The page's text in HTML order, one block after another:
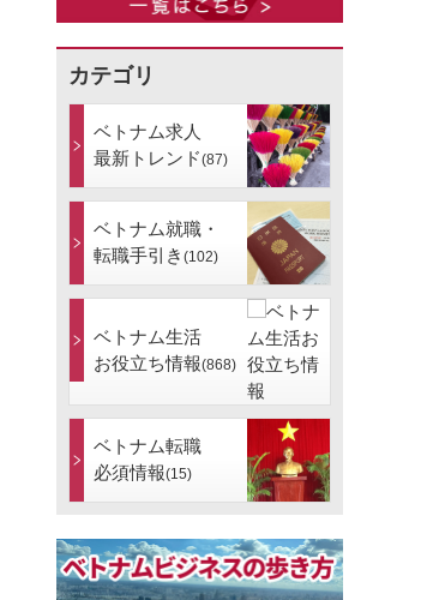
カテゴリ
ベトナム求人
最新トレンド(87)
ベトナム就職・
転職手引き (102)
ベトナム生活
お役立ち情報(868)
ベトナム転職
必須情報(15)